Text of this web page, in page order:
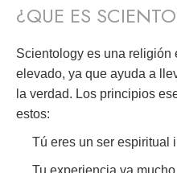
¿QUE ES
Scientology es una religión
elevado, ya que ayuda a
la verdad. Los principios
estos:
Tú eres un ser espiritual
Tu experiencia va